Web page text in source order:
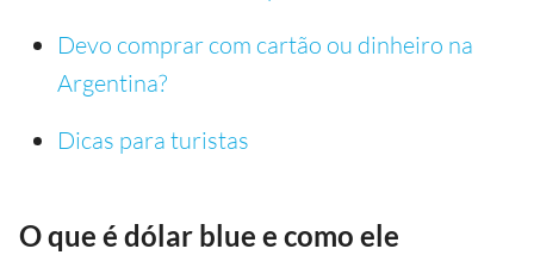
Devo comprar com cartão ou dinheiro na
Argentina?
Dicas para turistas
O que é dólar blue e como ele